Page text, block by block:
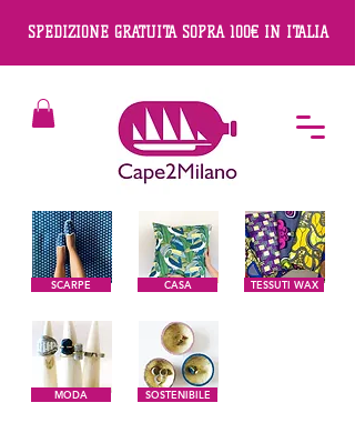
SPEDIZIONE GRATUITA SOPRA 100€ IN ITALIA
SCARPE
MODA
CASA
SOSTENIBILE
TESSUTI WAX